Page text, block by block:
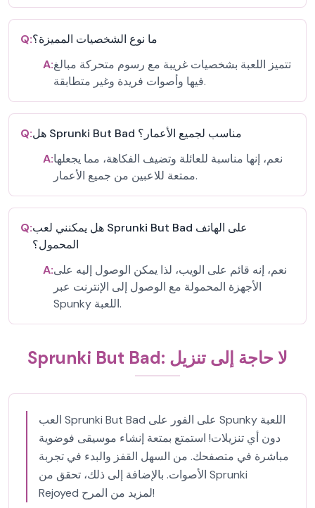
Q:ما نوع الشخصيات المميزة؟
A:تتميز اللعبة بشخصيات غريبة مع رسوم متحركة مبالغ
فيها وأصوات فريدة وغير متطابقة.
Q:
هل Sprunki But Bad مناسب لجميع الأعمار؟
A:نعم، إنها مناسبة للعائلة وتضيف الفكاهة، مما يجعلها
ممتعة للاعبين من جميع الأعمار.
Q:هل يمكنني لعب Sprunki But Bad على الهاتف
المحمول؟
A:نعم، إنه قائم على الويب، لذا يمكن الوصول إليه على
الأجهزة المحمولة مع الوصول إلى الإنترنت عبر
Spunky اللعبة.
Sprunki But Bad: لا حاجة إلى تنزيل
العب Sprunki But Bad على الفور على Spunky اللعبة
دون أي تنزيلات! استمتع بمتعة إنشاء موسيقى فوضوية
مباشرة في متصفحك. من السهل القفز والبدء في تجربة
الأصوات. بالإضافة إلى ذلك، تحقق من Sprunki
Rejoyed لمزيد من المرح!